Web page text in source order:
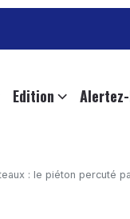
Edition
: le piéton percuté